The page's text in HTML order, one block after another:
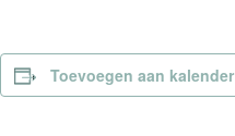
Toevoegen aan kalender